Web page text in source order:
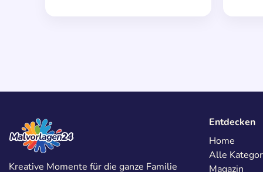
Kreative Momente für die ganze Familie
Entdecken
Home
Alle
Magazin